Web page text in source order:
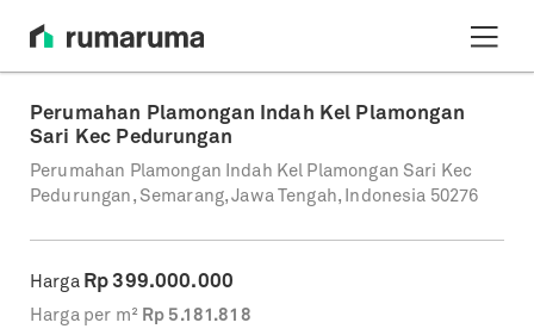
Perumahan Plamongan Indah Kel Plamongan
Sari Kec Pedurungan
Perumahan Plamongan Indah Kel Plamongan Sari Kec
Pedurungan, Semarang, Jawa Tengah, Indonesia 50276
Harga Rp 399.000.000
Harga per m² Rp 5.181.818